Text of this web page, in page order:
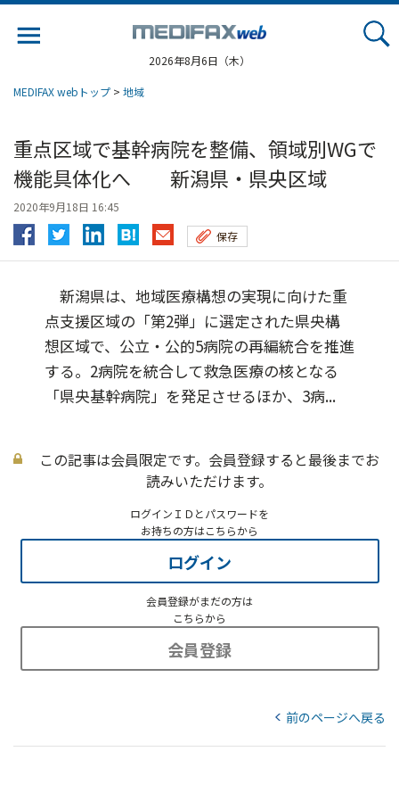
2026年8月6日（木）
MEDIFAX webトップ > 地域
重点区域で基幹病院を整備、領域別WGで
機能具体化へ 新潟県・県央区域
2020年9月18日 16:45
保存
新潟県は、地域医療構想の実現に向けた重
点支援区域の「第2弾」に選定された県央構
想区域で、公立・公的5病院の再編統合を推進
する。2病院を統合して救急医療の核となる
「県央基幹病院」を発足させるほか、3病...
この記事は会員限定です。会員登録すると最後までお
読みいただけます。
ログインＩＤとパスワードを
お持ちの方はこちらから
ログイン
会員登録がまだの方は
こちらから
会員登録
前のページへ戻る